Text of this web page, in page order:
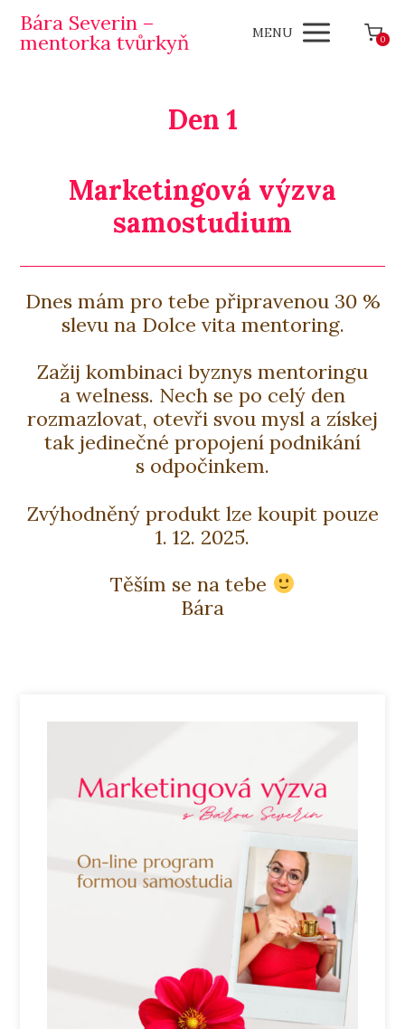
Bára Severin –
mentorka tvůrkyň MENU 0
Den 1
Marketingová výzva
samostudium
Dnes mám pro tebe připravenou 30 %
slevu na Dolce vita mentoring.
Zažij kombinaci byznys mentoringu
a welness. Nech se po celý den
rozmazlovat, otevři svou mysl a získej
tak jedinečné propojení podnikání
s odpočinkem.
Zvýhodněný produkt lze koupit pouze
1. 12. 2025.
Těším se na tebe
Bára